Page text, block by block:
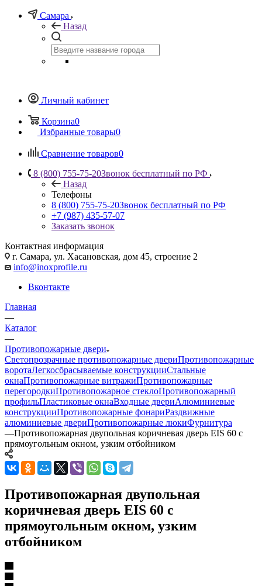
Самара
Назад
Личный кабинет
Корзина0
Избранные товары0
Сравнение товаров0
8 (800) 755-75-20Звонок бесплатный по РФ
Назад
Телефоны
8 (800) 755-75-20Звонок бесплатный по РФ
+7 (987) 435-57-07
Заказать звонок
Контактная информация
г. Самара, ул. Хасановская, дом 45, строение 2
info@inoxprofile.ru
Вконтакте
Главная
—
Каталог
—
Противопожарные двери
Светопрозрачные противопожарные двериПротивопожарные
воротаЛегкосбрасываемые конструкцииСтальные
окнаПротивопожарные витражиПротивопожарные
перегородкиПротивопожарное стеклоПротивопожарный
профильПластиковые окнаВходные двериАлюминиевые
конструкцииПротивопожарные фонариРаздвижные
алюминиевые двериПротивопожарные люкиФурнитура
—Противопожарная двупольная коричневая дверь EIS 60 с
прямоугольным окном, узким отбойником
Противопожарная двупольная
коричневая дверь EIS 60 с
прямоугольным окном, узким
отбойником